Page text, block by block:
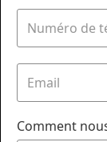
Comment